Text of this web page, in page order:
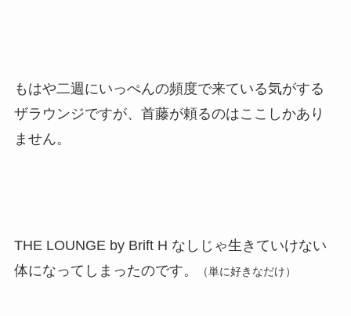
もはや二週にいっぺんの頻度で来ている気がする
ザラウンジですが、首藤が頼るのはここしかあり
ません。
THE LOUNGE by Brift H なしじゃ生きていけない
体になってしまったのです。
（単に好きなだけ）